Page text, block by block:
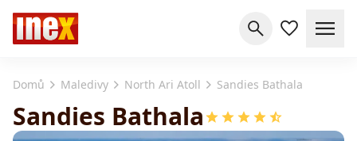
Domů Maledivy North Ari Atoll Sandies Bathala
Sandies Bathala